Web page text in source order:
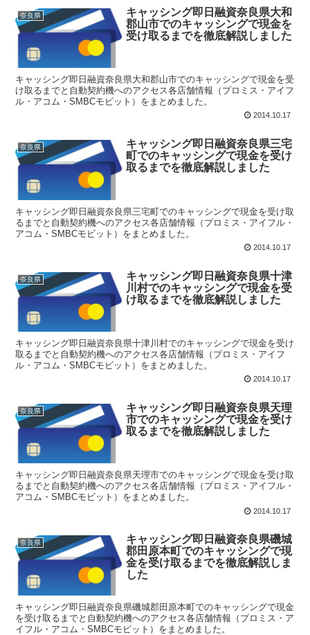
奈良県
キャッシング即日融資奈良県大和
郡山市でのキャッシングで現金を
受け取るまでを徹底解説しました
キャッシング即日融資奈良県大和郡山市でのキャッシングで現金を受
け取るまでと自動契約機へのアクセス各店舗情報（プロミス・アイフ
ル・アコム・SMBCモビット）をまとめました。
2014.10.17
奈良県
キャッシング即日融資奈良県三宅
町でのキャッシングで現金を受け
取るまでを徹底解説しました
キャッシング即日融資奈良県三宅町でのキャッシングで現金を受け取
るまでと自動契約機へのアクセス各店舗情報（プロミス・アイフル・
アコム・SMBCモビット）をまとめました。
2014.10.17
奈良県
キャッシング即日融資奈良県十津
川村でのキャッシングで現金を受
け取るまでを徹底解説しました
キャッシング即日融資奈良県十津川村でのキャッシングで現金を受け
取るまでと自動契約機へのアクセス各店舗情報（プロミス・アイフ
ル・アコム・SMBCモビット）をまとめました。
2014.10.17
奈良県
キャッシング即日融資奈良県天理
市でのキャッシングで現金を受け
取るまでを徹底解説しました
キャッシング即日融資奈良県天理市でのキャッシングで現金を受け取
るまでと自動契約機へのアクセス各店舗情報（プロミス・アイフル・
アコム・SMBCモビット）をまとめました。
2014.10.17
奈良県
キャッシング即日融資奈良県磯城
郡田原本町でのキャッシングで現
金を受け取るまでを徹底解説しま
した
キャッシング即日融資奈良県磯城郡田原本町でのキャッシングで現金
を受け取るまでと自動契約機へのアクセス各店舗情報（プロミス・ア
イフル・アコム・SMBCモビット）をまとめました。